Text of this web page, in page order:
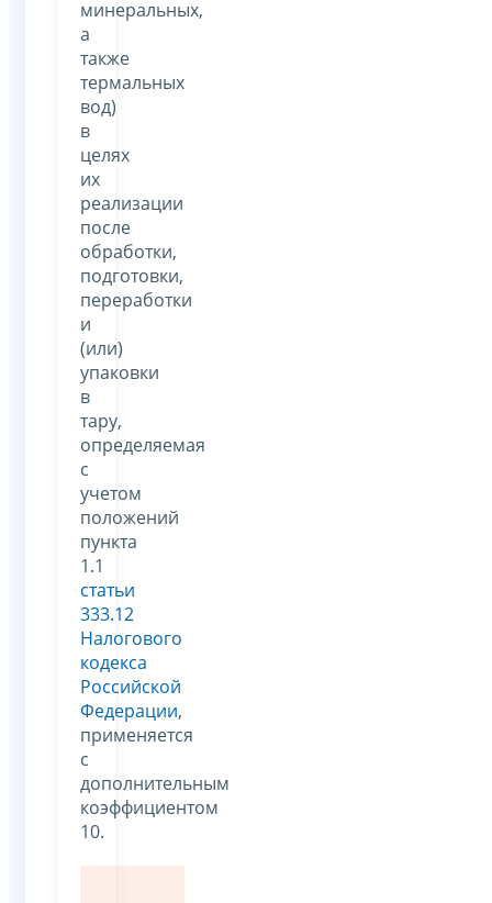
минеральных,
а
также
термальных
вод)
в
целях
их
реализации
после
обработки,
подготовки,
переработки
и
(или)
упаковки
в
тару,
определяемая
с
учетом
положений
пункта
1.1
статьи
333.12
Налогового
кодекса
Российской
Федерации,
применяется
с
дополнительным
коэффициентом
10.